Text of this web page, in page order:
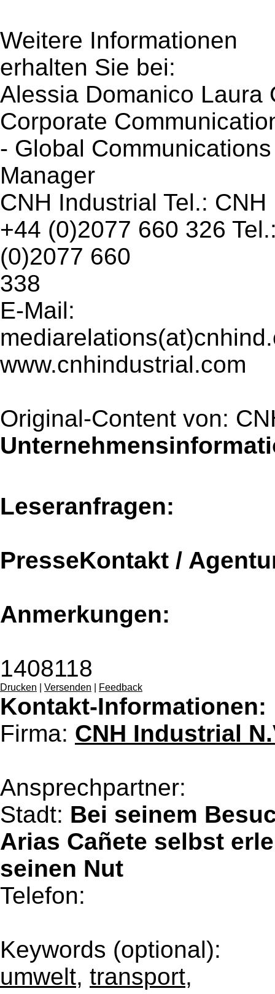
Weitere Informationen
erhalten Sie bei:
Alessia Domanico Laura
Corporate
- Global Communications
Manager
CNH Industrial Tel.:
+44 (0)2077 660 326
(0)2077 660
338
E-Mail:
www.cnhindustrial.com
Original-Content von:
Leseranfragen:
PresseKontakt /
Anmerkungen:
1408118
Drucken Versenden Feedback
Kontakt-Informationen:
Firma: CNH Industrial
Ansprechpartner:
Stadt: Bei seinem
Arias Cañete selbst
seinen Nut
Telefon:
Keywords (optional):
umwelt, transport,